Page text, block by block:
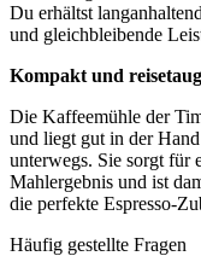
Du erhältst
und gleichbleibende
Kompakt und
Die Kaffeemühle der
und liegt gut in der
unterwegs. Sie sorgt für
Mahlergebnis und ist
die perfekte Espresso-
Häufig gestellte Fragen